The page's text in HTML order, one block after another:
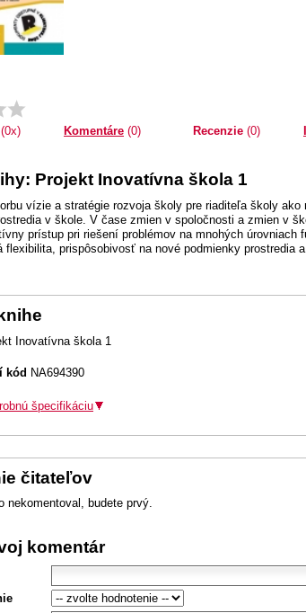
Komentáre (0) Recenzie(0)
Projekt Inovatívna škola 1
vízie a stratégie rozvoja školy pre riaditeľa školy
v škole. V čase zmien v spoločnosti a zmien v
prístup pri riešení problémov na mnohých úrovniach
flexibilita, prispôsobivosť na nové podmienky prostredia
Inovatívna škola 1
kód NA694390
špecifikáciu
čitateľov
nekomentoval, budete prvý.
komentár